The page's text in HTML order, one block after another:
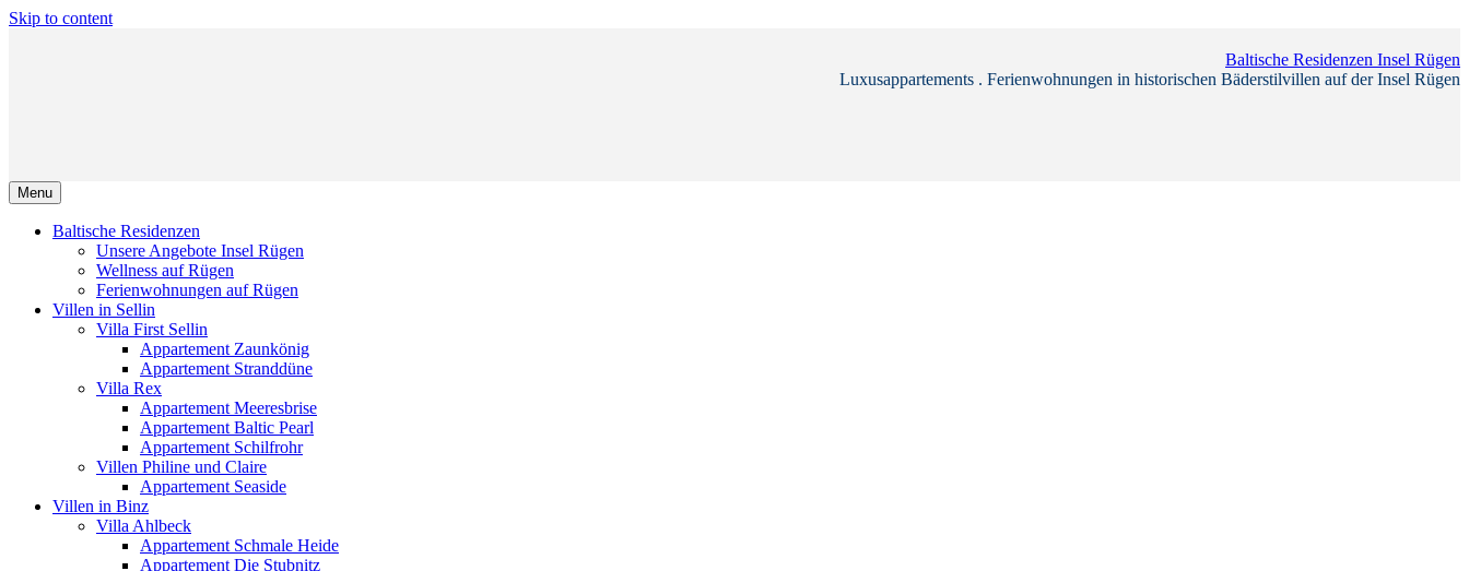
Skip to content
Baltische Residenzen Insel Rügen
Luxusappartements . Ferienwohnungen in historischen Bäderstilvillen auf der Insel Rügen
Menu
Baltische Residenzen
Unsere Angebote Insel Rügen
Wellness auf Rügen
Ferienwohnungen auf Rügen
Villen in Sellin
Villa First Sellin
Appartement Zaunkönig
Appartement Stranddüne
Villa Rex
Appartement Meeresbrise
Appartement Baltic Pearl
Appartement Schilfrohr
Villen Philine und Claire
Appartement Seaside
Villen in Binz
Villa Ahlbeck
Appartement Schmale Heide
Appartement Die Stubnitz